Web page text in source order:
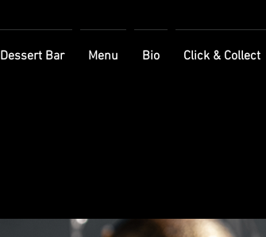
Dessert Bar Menu Bio Click & Collect